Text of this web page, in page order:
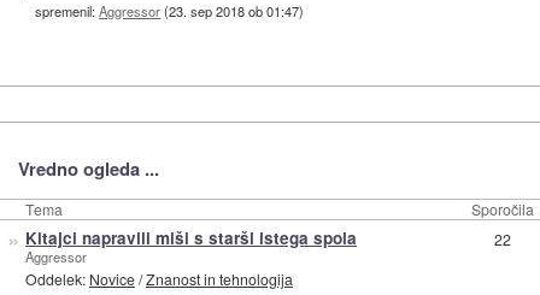
spremenil:Aggressor(23. sep 2018 ob 01:47)
Vredno ogleda ...
Tema Sporočila
» Kitajci napravili miši s starši istega spola
Aggressor
Oddelek: Novice/Znanost in tehnologija
22